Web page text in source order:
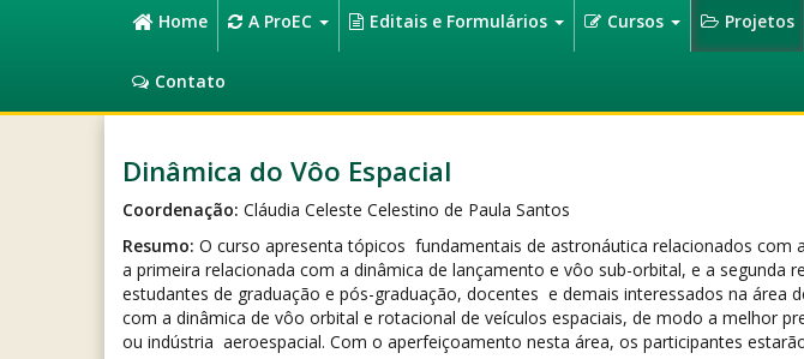
Home A ProEC Editais e Formulários Cursos Projetos
Contato
Dinâmica do Vôo Espacial
Coordenação: Cláudia Celeste Celestino de Paula Santos
Resumo: O curso apresenta tópicos fundamentais de astronáutica relacionados com
a primeira relacionada com a dinâmica de lançamento e vôo sub-orbital, e a
estudantes de graduação e pós-graduação, docentes e demais interessados na
com a dinâmica de vôo orbital e rotacional de veículos espaciais, de modo a melhor
ou indústria aeroespacial. Com o aperfeiçoamento nesta área, os participantes